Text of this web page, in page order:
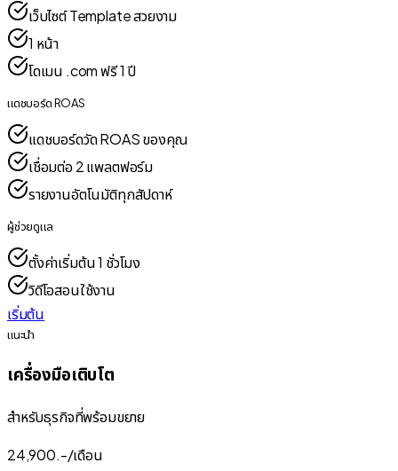
เว็บไซต์ Template สวยงาม
1 หน้า
โดเมน .com ฟรี 1 ปี
แดชบอร์ด ROAS
แดชบอร์ดวัด ROAS ของคุณ
เชื่อมต่อ 2 แพลตฟอร์ม
รายงานอัตโนมัติทุกสัปดาห์
ผู้ช่วยดูแล
ตั้งค่าเริ่มต้น 1 ชั่วโมง
วิดีโอสอนใช้งาน
เริ่มต้น
แนะนำ
เครื่องมือเติบโต
สำหรับธุรกิจที่พร้อมขยาย
24,900.-/เดือน